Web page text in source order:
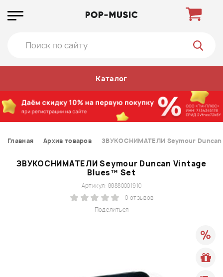
Каталог
Главная Архив товаров ЗВУКОСНИМАТЕЛИ Seymour
ЗВУКОСНИМАТЕЛИ Seymour Duncan Vintage
Blues™ Set
Поделиться
Артикул: 88880001910
0 отзывов